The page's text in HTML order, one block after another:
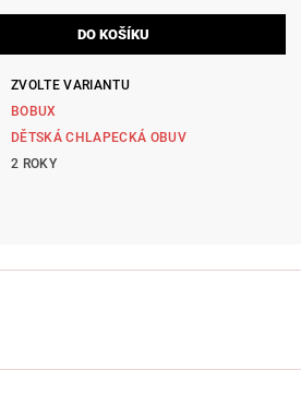
ZVOLTE VARIANTU
BOBUX
DĚTSKÁ CHLAPECKÁ OBUV
2 ROKY